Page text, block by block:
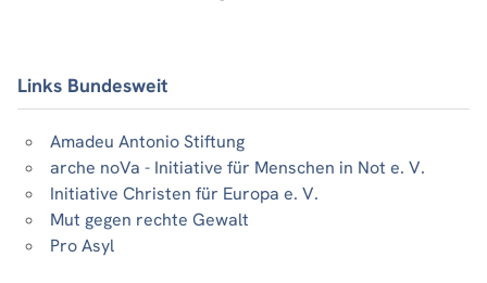
Links Bundesweit
Amadeu Antonio Stiftung
arche noVa - Initiative für Menschen in Not e. V.
Initiative Christen für Europa e. V.
Mut gegen rechte Gewalt
Pro Asyl